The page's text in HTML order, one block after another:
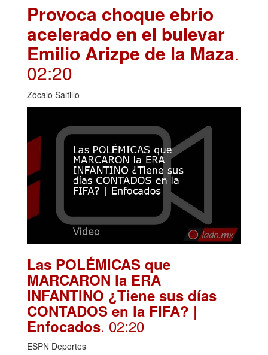
Provoca choque ebrio
acelerado en el bulevar
Emilio Arizpe de la Maza.
02:20
Zócalo Saltillo
Las POLÉMICAS que
MARCARON la ERA
INFANTINO ¿Tiene sus días
CONTADOS en la FIFA? |
Enfocados. 02:20
ESPN Deportes